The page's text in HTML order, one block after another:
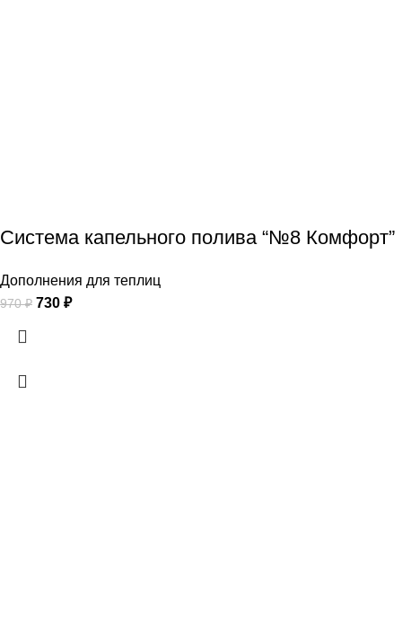
Система капельного полива “№8 Комфорт”
Дополнения для теплиц
970₽ 730 ₽